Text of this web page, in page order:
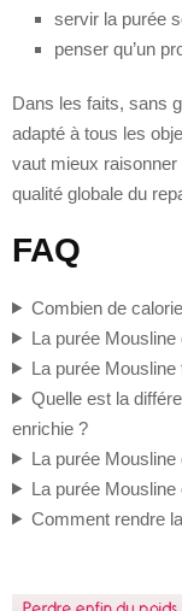
servir la purée
penser qu’un
Dans les faits, sans
adapté à tous les
vaut mieux raisonner
qualité globale du
FAQ
Combien de
La purée
La purée
Quelle est la
enrichie ?
La purée
La purée
Comment rendre